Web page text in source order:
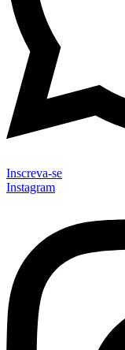
Inscreva-se
Instagram